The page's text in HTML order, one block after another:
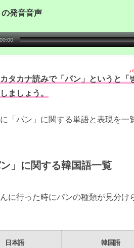
発音音声
00:00
タカナ読みで「パン」というと「
ましょう。
「パン」に関する単語と表現を一
ン」に関する韓国語一覧
に行った時にパンの種類が見分
日本語 韓国語